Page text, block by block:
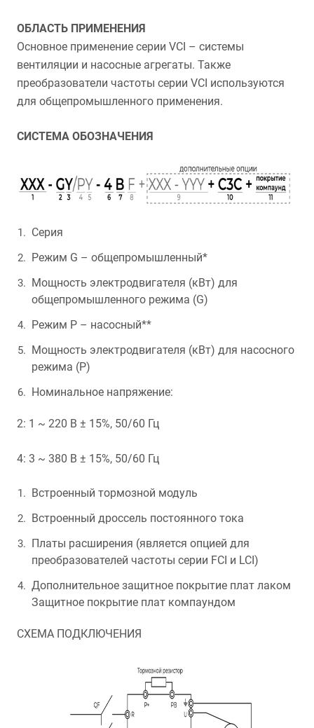
ОБЛАСТЬ ПРИМЕНЕНИЯ
Основное применение серии VCI – системы
вентиляции и насосные агрегаты. Также
преобразователи частоты серии VCI используются
для общепромышленного применения.
СИСТЕМА ОБОЗНАЧЕНИЯ
Серия
Режим G – общепромышленный*
Мощность электродвигателя (кВт) для
общепромышленного режима (G)
Режим P – насосный**
Мощность электродвигателя (кВт) для насосного
режима (P)
Номинальное напряжение:
2: 1 ~ 220 В ± 15%, 50/60 Гц
4: 3 ~ 380 В ± 15%, 50/60 Гц
Встроенный тормозной модуль
Встроенный дроссель постоянного тока
Платы расширения (является опцией для
преобразователей частоты серии FCI и LCI)
Дополнительное защитное покрытие плат лаком
Защитное покрытие плат компаундом
СХЕМА ПОДКЛЮЧЕНИЯ